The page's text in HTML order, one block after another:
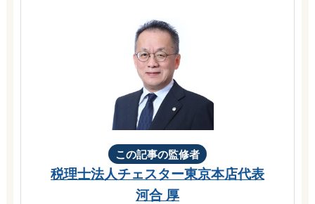
この記事の監修者
税理士法人チェスター東京本店代表
河合 厚